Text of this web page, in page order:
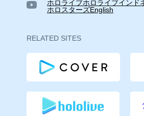
ホロライブホロライブインド
ホロスターズEnglish
RELATED SITES